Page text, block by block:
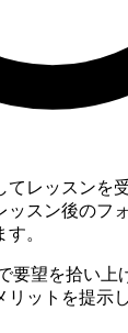
てレッスンを
ッスン後のフ
。
要望を拾い上
ットを提示